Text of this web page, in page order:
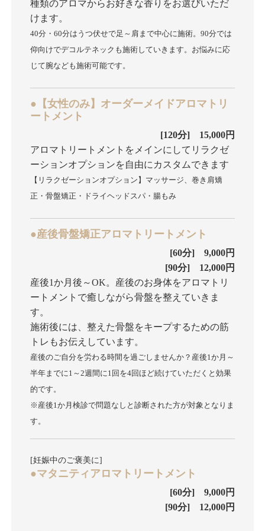
種類のアロマからお好きな香りをお選びいただ
けます。
40分・60分はうつ伏せで足～肩まで中心に施術。90分では
仰向けでデコルテネックも施術していきます。お悩みに応
じて腕なども施術可能です。
●【女性のみ】オーダーメイドアロマトリ
ートメント
[120分] 15,000円
アロマトリートメントをメインにしてリラクゼ
ーションオプションを自由にカスタムできます
【リラクゼーションオプション】マッサージ、巻き肩矯
正・骨盤矯正・ドライヘッドスパ・腸もみ
●産後骨盤矯正アロマトリートメント
[60分] 9,000円
[90分] 12,000円
産後1か月後～OK。産後のお身体をアロマトリ
ートメントで癒しながら骨盤を整えていきま
す。
施術後には、整えた骨盤をキープするための筋
トレもお伝えしています。
産後のご自分を労わる時間を過ごしませんか？産後1か月～
半年までに1～2週間に1回を4回ほど続けていただくと効果
的です。
※産後1か月検診で問題なしと診断された方が対象となりま
す。
[妊娠中のご褒美に]
●マタニティアロマトリートメント
[60分] 9,000円
[90分] 12,000円